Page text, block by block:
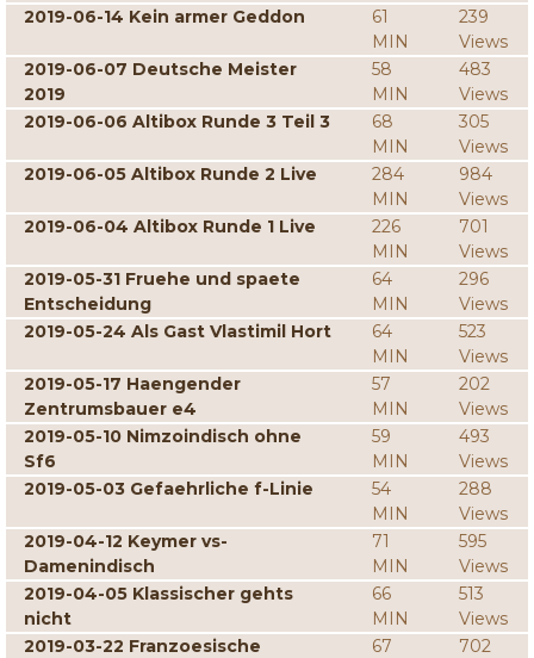
2019-06-14 Kein armer Geddon
61
MIN
239
Views
2019-06-07 Deutsche Meister
2019
58
MIN
483
Views
2019-06-06 Altibox Runde 3 Teil 3
68
MIN
305
Views
2019-06-05 Altibox Runde 2 Live
284
MIN
984
Views
2019-06-04 Altibox Runde 1 Live
226
MIN
701
Views
2019-05-31 Fruehe und spaete
Entscheidung
64
MIN
296
Views
2019-05-24 Als Gast Vlastimil Hort
64
MIN
523
Views
2019-05-17 Haengender
Zentrumsbauer e4
57
MIN
202
Views
2019-05-10 Nimzoindisch ohne
Sf6
59
MIN
493
Views
2019-05-03 Gefaehrliche f-Linie
54
MIN
288
Views
2019-04-12 Keymer vs-
Damenindisch
71
MIN
595
Views
2019-04-05 Klassischer gehts
nicht
66
MIN
513
Views
2019-03-22 Franzoesische
67
702